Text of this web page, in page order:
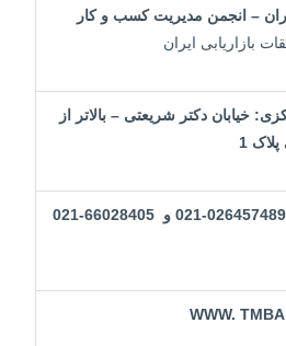
– انجمن مدیریت کسب و کار
بازاریابی ایران
خیابان دکتر شریعتی –بالاتر از
1
تلفن ثبت شده شرکت: 026457489-021 و 66028405-021
WWW.